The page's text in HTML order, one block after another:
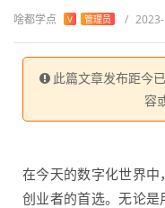
啥都学点 V 管理员 /
此篇文章发布距今
容
在今天的数字化世界
创业者的首选。无论是